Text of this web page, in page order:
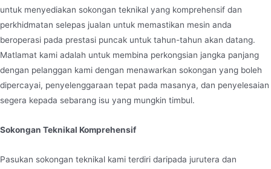
untuk menyediakan sokongan teknikal yang komprehensif dan
perkhidmatan selepas jualan untuk memastikan mesin anda
beroperasi pada prestasi puncak untuk tahun-tahun akan datang.
Matlamat kami adalah untuk membina perkongsian jangka panjang
dengan pelanggan kami dengan menawarkan sokongan yang boleh
dipercayai, penyelenggaraan tepat pada masanya, dan penyelesaian
segera kepada sebarang isu yang mungkin timbul.
Sokongan Teknikal Komprehensif
Pasukan sokongan teknikal kami terdiri daripada jurutera dan